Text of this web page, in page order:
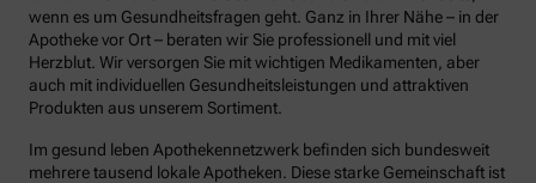
wenn es um Gesundheitsfragen geht. Ganz in Ihrer Nähe – in der
Apotheke vor Ort – beraten wir Sie professionell und mit viel
Herzblut. Wir versorgen Sie mit wichtigen Medikamenten, aber
auch mit individuellen Gesundheitsleistungen und attraktiven
Produkten aus unserem Sortiment.
Im gesund leben Apothekennetzwerk befinden sich bundesweit
mehrere tausend lokale Apotheken. Diese starke Gemeinschaft ist